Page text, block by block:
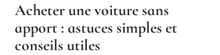
Acheter une voiture sans
apport : astuces simples et
conseils utiles